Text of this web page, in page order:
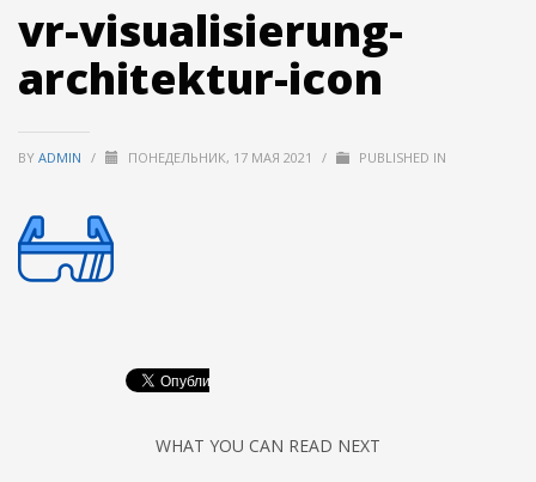
vr-visualisierung-
architektur-icon
BY ADMIN / ПОНЕДЕЛЬНИК, 17 МАЯ 2021 / PUBLISHED IN
WHAT YOU CAN READ NEXT